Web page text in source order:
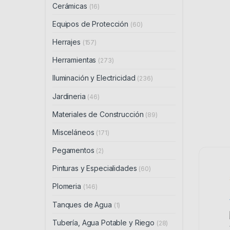
Cerámicas (16)
Equipos de Protección (60)
Herrajes (157)
Herramientas (273)
Iluminación y Electricidad (236)
Jardineria (46)
Materiales de Construcción (89)
Misceláneos (171)
Pegamentos (2)
Pinturas y Especialidades (60)
Plomeria (146)
Tanques de Agua (1)
Tubería, Agua Potable y Riego (28)